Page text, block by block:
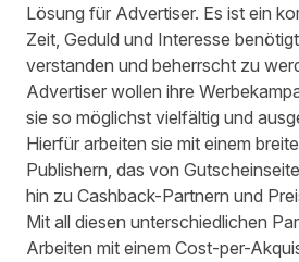
Lösung für Advertiser. Es ist ein
Zeit, Geduld und Interesse
verstanden und beherrscht zu
Advertiser wollen ihre
sie so möglichst vielfältig und
Hierfür arbeiten sie mit einem
Publishern, das von
hin zu Cashback-Partnern und
Mit all diesen unterschiedlichen
Arbeiten mit einem Cost-per-